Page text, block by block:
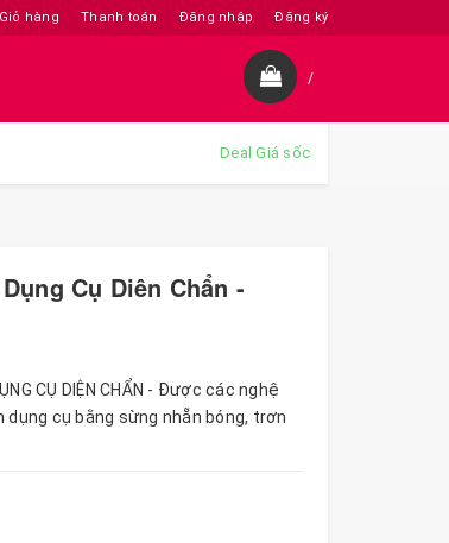
Giỏ hàng Thanh toán Đăng nhập Đăng ký
/
Deal Giá sốc
Cụ Diên Chẩn -
CỤ DIỆN CHẨN - Được các nghệ
cụ bằng sừng nhẵn bóng, trơn